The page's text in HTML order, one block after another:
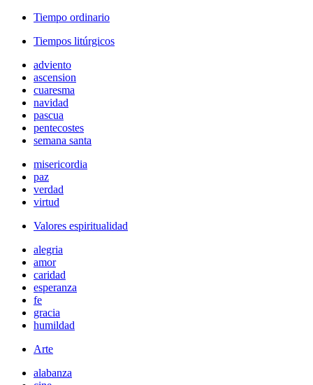
Tiempo ordinario
Tiempos litúrgicos
adviento
ascension
cuaresma
navidad
pascua
pentecostes
semana santa
misericordia
paz
verdad
virtud
Valores espiritualidad
alegria
amor
caridad
esperanza
fe
gracia
humildad
Arte
alabanza